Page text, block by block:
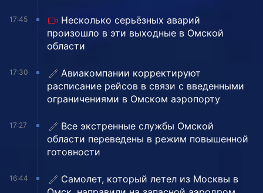
17:45
Несколько серьёзных аварий
произошло в эти выходные в Омской
области
17:30
Авиакомпании корректируют
расписание рейсов в связи с введенными
ограничениями в Омском аэропорту
17:27
Все экстренные службы Омской
области переведены в режим повышенной
готовности
16:44
Самолет, который летел из Москвы в